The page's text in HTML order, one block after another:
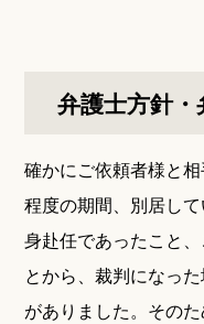
弁護士方針
確かにご依頼者様と
程度の期間、別居し
身赴任であったこと
とから、裁判になっ
がありました。その